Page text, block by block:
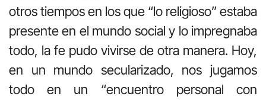
otros tiempos en los que “lo religioso” estaba
presente en el mundo social y lo impregnaba
todo, la fe pudo vivirse de otra manera. Hoy,
en un mundo secularizado, nos jugamos
todo en un “encuentro personal con